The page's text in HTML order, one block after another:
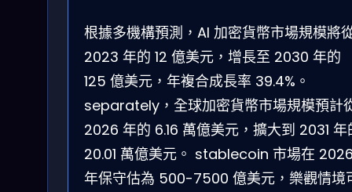
根據多機構預測，AI 加密貨幣市場規模將
2023 年的 12 億美元，增長至 2030 年的
125 億美元，年複合成長率 39.4%。
separately，全球加密貨幣市場規模預計
2026 年的 6.16 萬億美元，擴大到 2031 年
20.01 萬億美元。 stablecoin 市場在
年保守估為 500-7500 億美元，樂觀情境